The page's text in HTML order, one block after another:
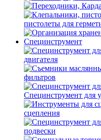
пистолеты для
Специнструмент
двигателя
фильтров
Специнструмент для
сцепления
подвески